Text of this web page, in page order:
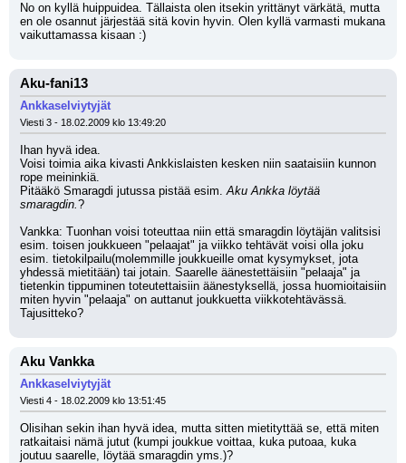
No on kyllä huippuidea. Tällaista olen itsekin yrittänyt värkätä, mutta
en ole osannut järjestää sitä kovin hyvin. Olen kyllä varmasti mukana
vaikuttamassa kisaan :)
Aku-fani13
Ankkaselviytyjät
Viesti 3 - 18.02.2009 klo 13:49:20
Ihan hyvä idea.
Voisi toimia aika kivasti Ankkislaisten kesken niin saataisiin kunnon
rope meininkiä.
Pitääkö Smaragdi jutussa pistää esim. Aku Ankka löytää
smaragdin.?
Vankka: Tuonhan voisi toteuttaa niin että smaragdin löytäjän valitsisi
esim. toisen joukkueen "pelaajat" ja viikko tehtävät voisi olla joku
esim. tietokilpailu(molemmille joukkueille omat kysymykset, jota
yhdessä mietitään) tai jotain. Saarelle äänestettäisiin "pelaaja" ja
tietenkin tippuminen toteutettaisiin äänestyksellä, jossa huomioitaisiin
miten hyvin "pelaaja" on auttanut joukkuetta viikkotehtävässä.
Tajusitteko?
Aku Vankka
Ankkaselviytyjät
Viesti 4 - 18.02.2009 klo 13:51:45
Olisihan sekin ihan hyvä idea, mutta sitten mietityttää se, että miten
ratkaitaisi nämä jutut (kumpi joukkue voittaa, kuka putoaa, kuka
joutuu saarelle, löytää smaragdin yms.)?